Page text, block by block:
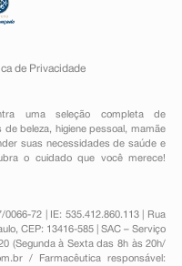
de Privacidade
uma seleção completa de
de beleza, higiene pessoal ,mamãe
suas necessidades de saúde e
o cuidado que você merece!
0066-72 | IE: 535.412.860.113 | Rua
CEP: 13416-585 | SAC – Serviço
(Segunda à Sexta das 8h às 20h/
/ Farmacêutica responsável: